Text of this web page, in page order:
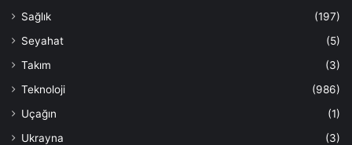
Sağlık
(197)
Seyahat
(5)
Takım
(3)
Teknoloji
(986)
Uçağın
(1)
Ukrayna
(3)